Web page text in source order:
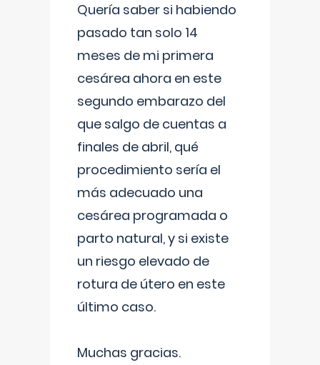
Quería saber si habiendo
pasado tan solo 14
meses de mi primera
cesárea ahora en este
segundo embarazo del
que salgo de cuentas a
finales de abril, qué
procedimiento sería el
más adecuado una
cesárea programada o
parto natural, y si existe
un riesgo elevado de
rotura de útero en este
último caso.
Muchas gracias.